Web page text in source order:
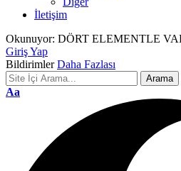
İletişim
Okunuyor: DÖRT ELEMENTLE
Giriş Yap
Bildirimler Daha Fazlası
Font
Aa